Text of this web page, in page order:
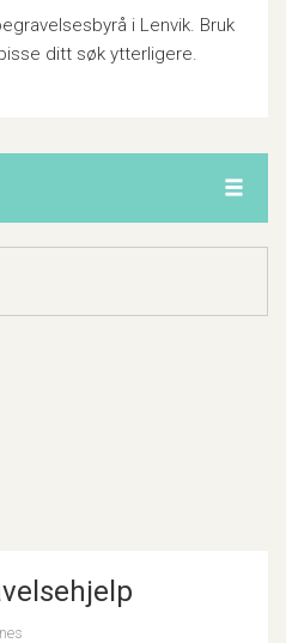
i Lenvik. Bruk
ditt søk ytterligere.